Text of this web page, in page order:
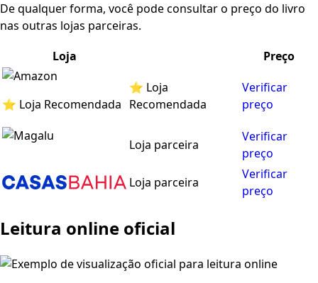
De qualquer forma, você pode consultar o preço do livro
nas outras lojas parceiras.
Loja
Preço
⭐ Loja Recomendada
⭐ Loja
Recomendada
Verificar
preço
Loja parceira
Verificar
preço
Loja parceira
Verificar
preço
Leitura online oficial